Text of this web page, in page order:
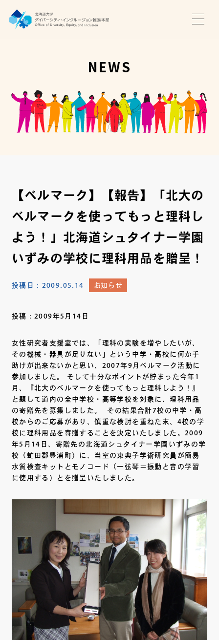
推進本部について
アクセス・お問い合わせ
NEWS
【ベルマーク】【報告】「北大の
ベルマークを使ってもっと理科し
よう！」北海道シュタイナー学園
いずみの学校に理科用品を贈呈！
投稿日： 2009.05.14 お知らせ
投稿：2009年5月14日
女性研究者支援室では、「理科の実験を増やしたいが、
その機械・器具が足りない」という中学・高校に何か手
助けが出来ないかと思い、2007年9月ベルマーク活動に
参加しました。 そして十分なポイントが貯まった今年1
月、『北大のベルマークを使ってもっと理科しよう！』
と題して道内の全中学校・高等学校を対象に、理科用品
の寄贈先を募集しました。 その結果合計7校の中学・高
校からのご応募があり、慎重な検討を重ねた末、4校の学
校に理科用品を寄贈することを決定いたしました。2009
年5月14日、寄贈先の北海道シュタイナー学園いずみの学
校（虻田郡豊浦町）に、当室の東典子学術研究員が簡易
水質検査キットとモノコード（一弦琴＝振動と音の学習
に使用する）とを贈呈いたしました。